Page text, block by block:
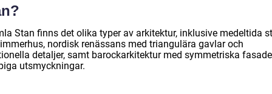
Stan finns det olika typer av arkitektur, inklusive medeltida
nordisk renässans med triangulära gavlar och
detaljer, samt barockarkitektur med symmetriska
utsmyckningar.